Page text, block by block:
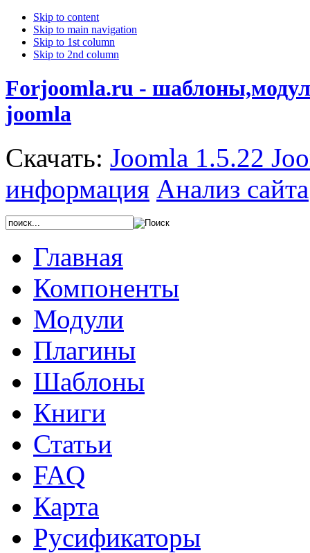
Skip to content
Skip to main navigation
Skip to 1st column
Skip to 2nd column
Forjoomla.ru -
joomla
Скачать: Joomla 1.5.22
информация Анализ сайта
Главная
Компоненты
Модули
Плагины
Шаблоны
Книги
Статьи
FAQ
Карта
Русификаторы